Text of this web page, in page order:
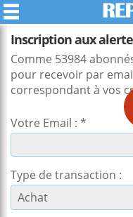
Inscription aux
Comme 53984
pour recevoir par
correspondant à vos
Votre Email : *
Type de transaction :